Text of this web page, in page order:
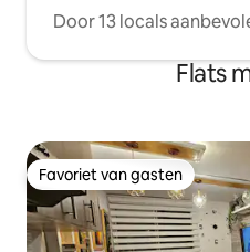
Door 13 locals
Flats
Favoriet van gasten
Favoriet van gasten